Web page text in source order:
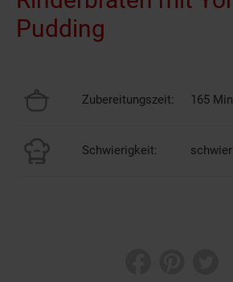
Pudding
Zubereitungszeit: 165
Schwierigkeit: